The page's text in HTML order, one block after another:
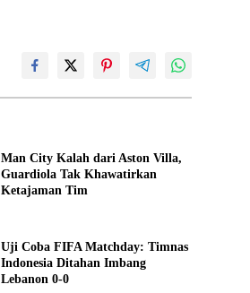
Man City Kalah dari Aston Villa,
Guardiola Tak Khawatirkan
Ketajaman Tim
Uji Coba FIFA Matchday: Timnas
Indonesia Ditahan Imbang
Lebanon 0-0